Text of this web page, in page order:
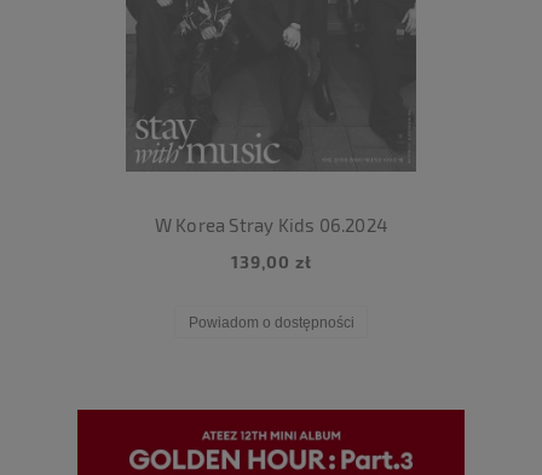
W Korea Stray Kids 06.2024
139,00 zł
Powiadom o dostępności